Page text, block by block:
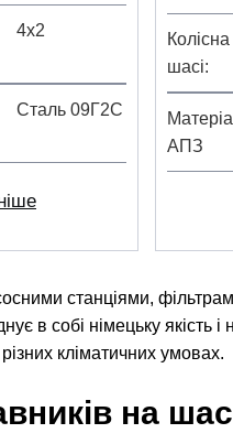
4х2
Сталь 09Г2С
шасі
АПЗ
станціями,
в собі німецьку якість і
кліматичних умовах.
на